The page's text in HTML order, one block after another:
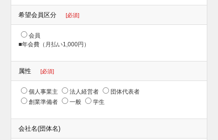
希望会員区分 [必須]
会員
■年会費（月払い1,000円）
属性 [必須]
個人事業主 法人経営者
団体代表者
創業準備者
一般 学生
会社名(団体名)